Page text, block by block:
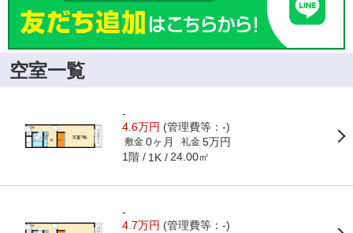
空室一覧
-
4.6万円 (管理費等：-)
敷金 0ヶ月 礼金 5万円
1階 1K 24.00㎡
-
4.7万円 (管理費等：-)